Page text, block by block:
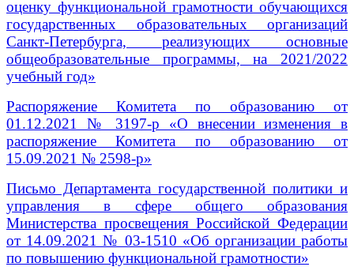
оценку функциональной грамотности обучающихся
государственных образовательных организаций
Санкт-Петербурга, реализующих основные
общеобразовательные программы, на 2021/2022
учебный год»
Распоряжение Комитета по образованию от
01.12.2021 № 3197-р «О внесении изменения в
распоряжение Комитета по образованию от
15.09.2021 № 2598-р»
Письмо Департамента государственной политики и
управления в сфере общего образования
Министерства просвещения Российской Федерации
от 14.09.2021 № 03-1510 «Об организации работы
по повышению функциональной грамотности»